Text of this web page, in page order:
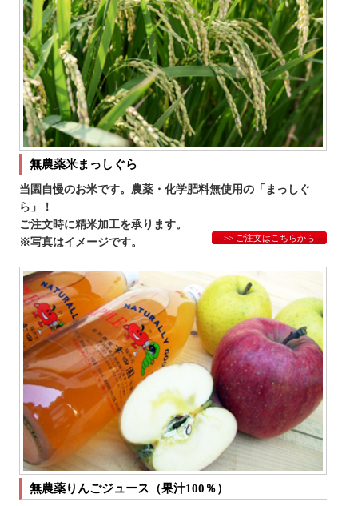
無農薬米まっしぐら
当園自慢のお米です。農薬・化学肥料無使用の「まっしぐ
ら」！
ご注文時に精米加工を承ります。
※写真はイメージです。
>> ご注文はこちらから
無農薬りんごジュース（果汁100％）